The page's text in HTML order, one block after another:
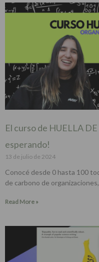
El curso de HUELLA
esperando!
13 de julio de 2024
Conocé desde 0 hasta 100
de carbono de
Read More »